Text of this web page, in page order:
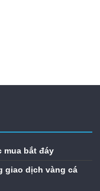
mua bắt đáy
giao dịch vàng cá